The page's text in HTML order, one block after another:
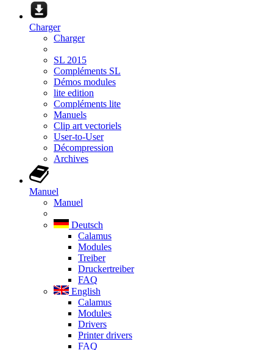
Charger
Charger
SL 2015
Compléments SL
Démos modules
lite edition
Compléments lite
Manuels
Clip art vectoriels
User-to-User
Décompression
Archives
Manuel
Manuel
Deutsch
Calamus
Modules
Treiber
Druckertreiber
FAQ
English
Calamus
Modules
Drivers
Printer drivers
FAQ